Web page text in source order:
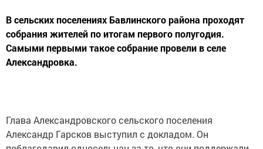
В сельских поселениях Бавлинского района проходят
собрания жителей по итогам первого полугодия.
Самыми первыми такое собрание провели в селе
Александровка.
Глава Александровского сельского поселения
Александр Гарсков выступил с докладом. Он